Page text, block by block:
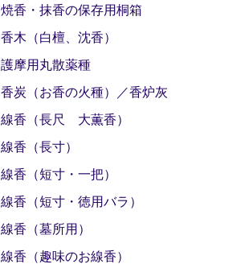
焼香・抹香の保存用桐箱
香木（白檀、沈香）
護摩用丸散薬種
香炭（お香の火種）／香炉灰
線香（長尺 大薫香）
線香（長寸）
線香（短寸・一把）
線香（短寸・徳用バラ）
線香（墓所用）
線香（趣味のお線香）